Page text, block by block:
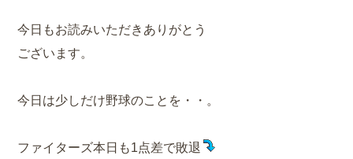
今日もお読みいただきありがとう
ございます。
今日は少しだけ野球のことを・・。
ファイターズ本日も1点差で敗退